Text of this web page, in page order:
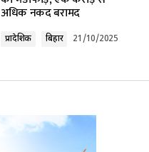
अधिक नकद बरामद
प्रादेशिक बिहार 21/10/2025